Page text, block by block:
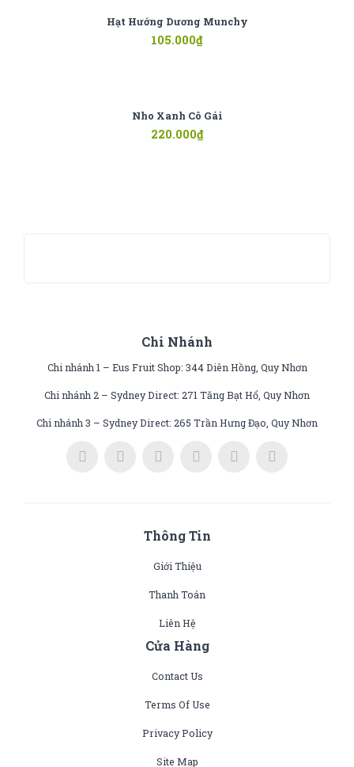
Hạt Hướng Dương Munchy
105.000₫
Nho Xanh Cô Gái
220.000₫
Chi Nhánh
Chi nhánh 1 – Eus Fruit Shop: 344 Diên Hồng, Quy Nhơn
Chi nhánh 2 – Sydney Direct: 271 Tăng Bạt Hổ, Quy Nhơn
Chi nhánh 3 – Sydney Direct: 265 Trần Hưng Đạo, Quy Nhơn
Thông Tin
Giới Thiệu
Thanh Toán
Liên Hệ
Cửa Hàng
Contact Us
Terms Of Use
Privacy Policy
Site Map